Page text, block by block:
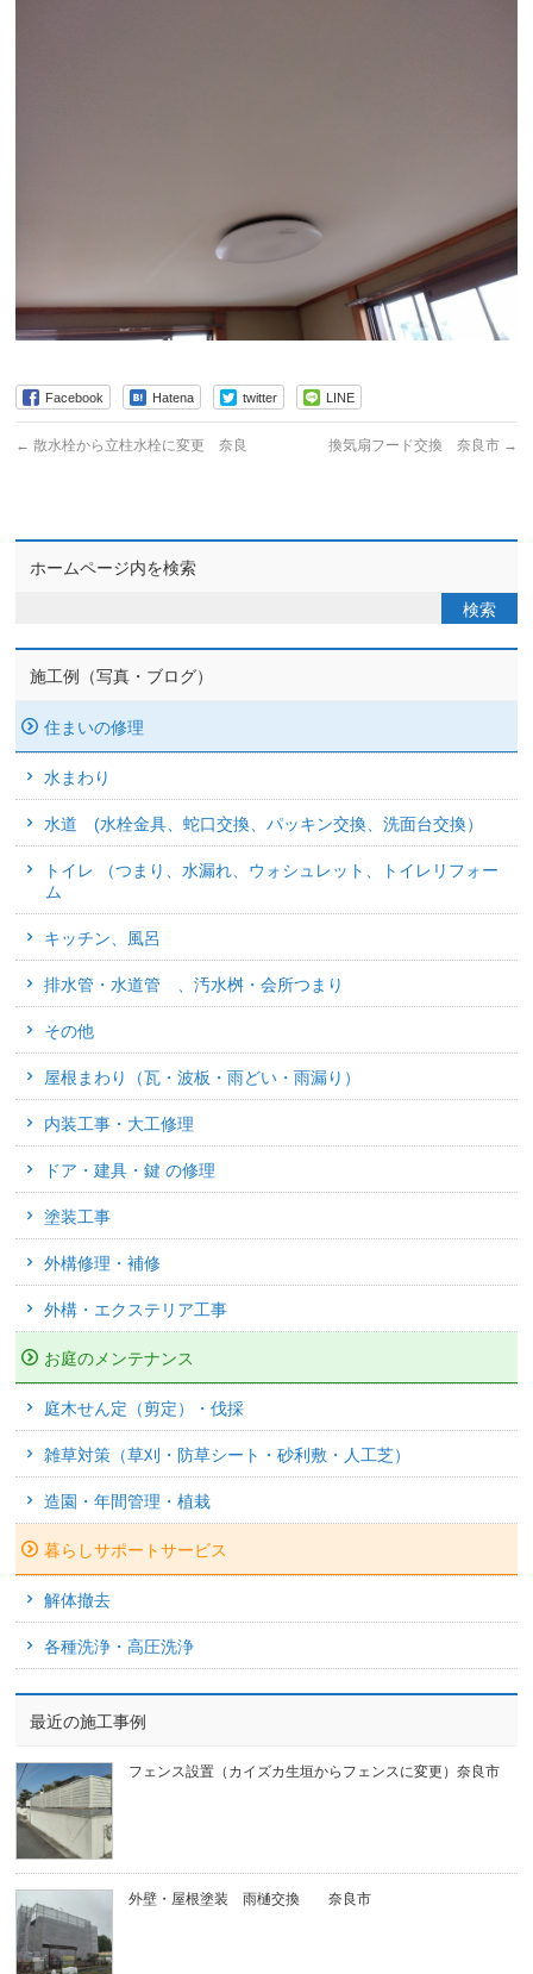
Facebook Hatena twitter LINE
← 散水栓から立柱水栓に変更 奈良 換気扇フード交換 奈良市 →
ホームページ内を検索
施工例（写真・ブログ）
住まいの修理
水まわり
水道 (水栓金具、蛇口交換、パッキン交換、洗面台交換）
トイレ （つまり、水漏れ、ウォシュレット、トイレリフォー
ム
キッチン、風呂
排水管・水道管 、汚水桝・会所つまり
その他
屋根まわり（瓦・波板・雨どい・雨漏り）
内装工事・大工修理
ドア・建具・鍵 の修理
塗装工事
外構修理・補修
外構・エクステリア工事
お庭のメンテナンス
庭木せん定（剪定）・伐採
雑草対策（草刈・防草シート・砂利敷・人工芝）
造園・年間管理・植栽
暮らしサポートサービス
解体撤去
各種洗浄・高圧洗浄
最近の施工事例
フェンス設置（カイズカ生垣からフェンスに変更）奈良市
外壁・屋根塗装 雨樋交換 奈良市